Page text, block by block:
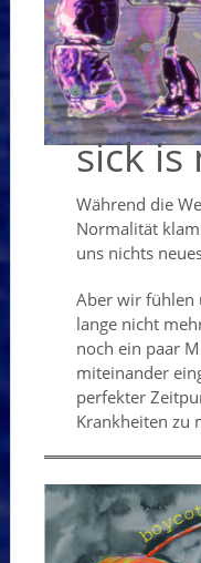
sick
Während die
Normalität
uns nichts
Aber wir fühlen
lange nicht
noch ein paar
miteinander
perfekter
Krankheiten zu